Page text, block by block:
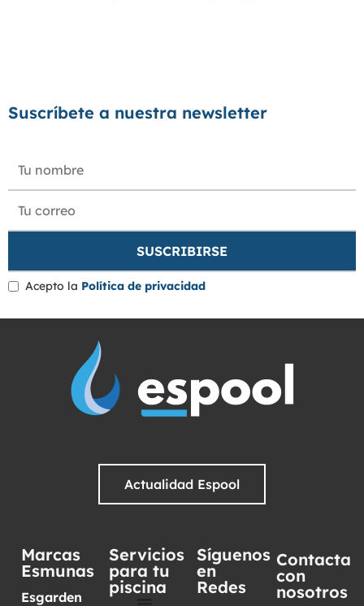
Suscríbete a nuestra newsletter
Acepto la Política de privacidad
Actualidad Espool
Marcas
Esmunas
Esgarden
Servicios
para tu
piscina
Síguenos
en
Redes
Contacta
con
nosotros